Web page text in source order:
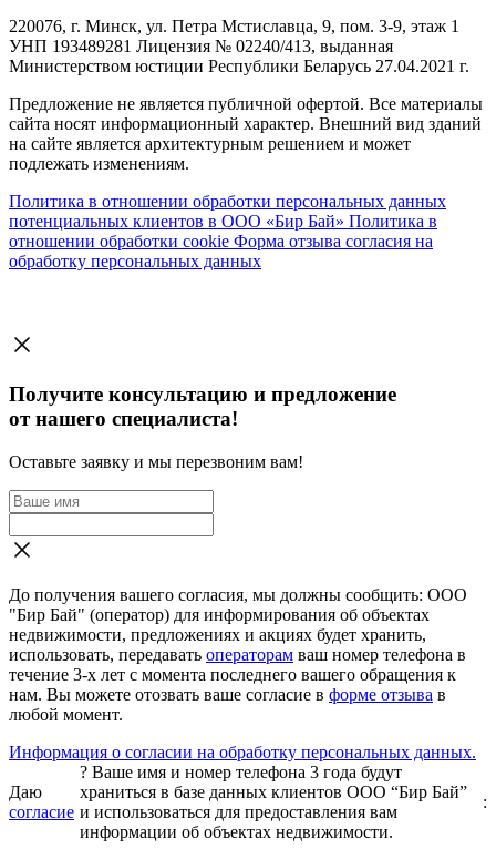
220076, г. Минск, ул. Петра Мстиславца, 9, пом. 3-9, этаж 1
УНП 193489281 Лицензия № 02240/413, выданная
Министерством юстиции Республики Беларусь 27.04.2021 г.
Предложение не является публичной офертой. Все материалы
сайта носят информационный характер. Внешний вид зданий
на сайте является архитектурным решением и может
подлежать изменениям.
Политика в отношении обработки персональных данных
потенциальных клиентов в ООО «Бир Бай» Политика в
отношении обработки cookie Форма отзыва согласия на
обработку персональных данных
Получите консультацию и предложение
от нашего специалиста!
Оставьте заявку и мы перезвоним вам!
До получения вашего согласия, мы должны сообщить: ООО
"Бир Бай" (оператор) для информирования об объектах
недвижимости, предложениях и акциях будет хранить,
использовать, передавать операторам ваш номер телефона в
течение 3-х лет с момента последнего вашего обращения к
нам. Вы можете отозвать ваше согласие в форме отзыва в
любой момент.
Информация о согласии на обработку персональных данных.
Даю
согласие
? Ваше имя и номер телефона 3 года будут
храниться в базе данных клиентов ООО “Бир Бай”
и использоваться для предоставления вам
информации об объектах недвижимости.
: